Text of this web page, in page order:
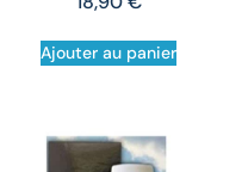
Ajouter au panier